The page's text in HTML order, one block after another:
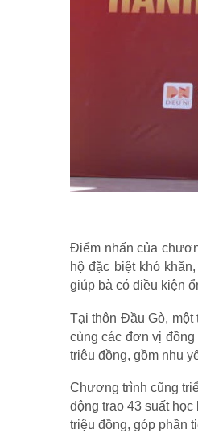
Điểm nhấn của
hộ đặc biệt khó
giúp bà có điều kiện
Tại thôn Đầu Gò,
cùng các đơn vị
triệu đồng, gồm nhu
Chương trình cũng
động trao 43 suất
triệu đồng, góp phần